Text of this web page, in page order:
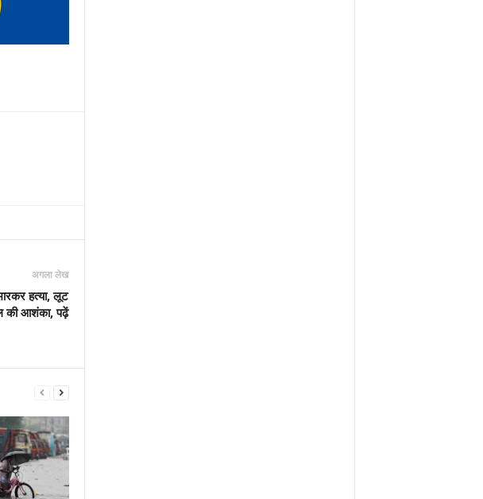
अगला लेख
हत्या, लूट
की आशंका, पढ़ें